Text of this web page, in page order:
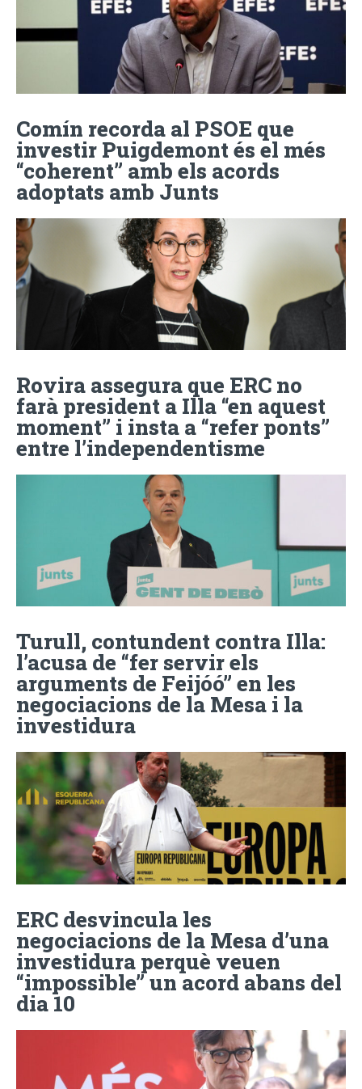
Comín recorda al PSOE que
investir Puigdemont és el més
“coherent” amb els acords
adoptats amb Junts
Rovira assegura que ERC no
farà president a Illa “en aquest
moment” i insta a “refer ponts”
entre l’independentisme
Turull, contundent contra Illa:
l’acusa de “fer servir els
arguments de Feijóó” en les
negociacions de la Mesa i la
investidura
ERC desvincula les
negociacions de la Mesa d’una
investidura perquè veuen
“impossible” un acord abans del
dia 10